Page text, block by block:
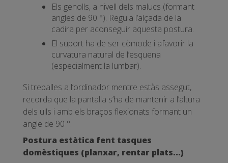
Els genolls, a nivell dels malucs (formant
angles de 90 °). Regula l’alçada de la
cadira per aconseguir aquesta postura.
El suport ha de ser còmode i afavorir la
curvatura natural de l’esquena
(especialment la lumbar).
Si treballes a l’ordinador mentre estàs assegut,
recorda que la pantalla s’ha de mantenir a l’altura
dels ulls i amb els braços flexionats formant un
angle de 90 °.
Postura estàtica fent tasques
domèstiques (planxar, rentar plats...)